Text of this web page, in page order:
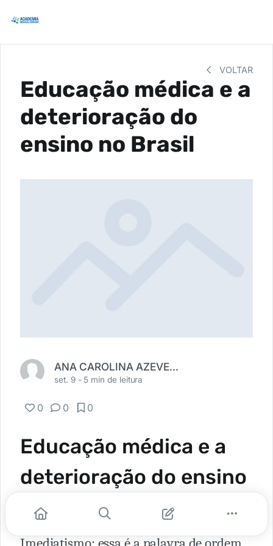
VOLTAR
Educação médica e a
deterioração do
ensino no Brasil
ANA CAROLINA AZEVEDO SALEM
set. 9 - 5 min de leitura
0 0 0
Educação médica e a
deterioração do ensino
no Brasil